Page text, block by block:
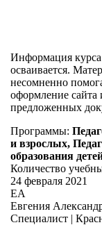
Информация
осваивается.
несомненно
оформление сайта
предложенных
Программы:
и взрослых,
образования
Количество
24 февраля 2021
ЕА
Евгения
Специалист |